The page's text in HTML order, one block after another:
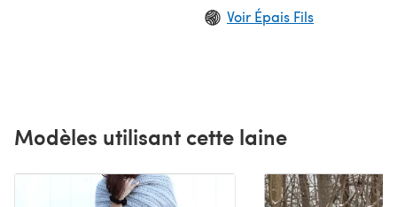
Voir Épais Fils
Modèles utilisant cette laine